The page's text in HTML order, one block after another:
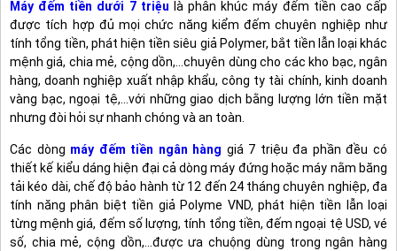
Máy đếm tiền dưới 7 triệu là phân khúc máy đếm tiền cao cấp
được tích hợp đủ mọi chức năng kiểm đếm chuyên nghiệp như
tính tổng tiền, phát hiện tiền siêu giả Polymer, bắt tiền lẫn loại khác
mệnh giá, chia mẻ, cộng dồn,...chuyên dùng cho các kho bạc, ngân
hàng, doanh nghiệp xuất nhập khẩu, công ty tài chính, kinh doanh
vàng bạc, ngoại tệ,...với những giao dịch bằng lượng lớn tiền mặt
nhưng đòi hỏi sự nhanh chóng và an toàn.
Các dòng máy đếm tiền ngân hàng giá 7 triệu đa phần đều có
thiết kế kiểu dáng hiện đại cả dòng máy đứng hoặc máy nằm băng
tải kéo dài, chế độ bảo hành từ 12 đến 24 tháng chuyên nghiệp, đa
tính năng phân biệt tiền giả Polyme VND, phát hiện tiền lẫn loại
từng mệnh giá, đếm số lượng, tính tổng tiền, đếm ngoại tệ USD, vé
số, chia mẻ, cộng dồn,...được ưa chuộng dùng trong ngân hàng